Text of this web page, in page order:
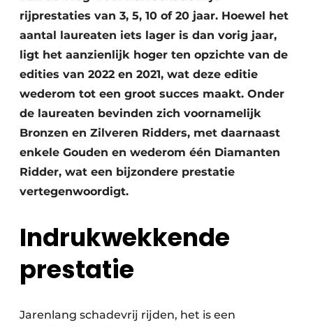
rijprestaties van 3, 5, 10 of 20 jaar. Hoewel het
aantal laureaten iets lager is dan vorig jaar,
ligt het aanzienlijk hoger ten opzichte van de
edities van 2022 en 2021, wat deze editie
wederom tot een groot succes maakt. Onder
de laureaten bevinden zich voornamelijk
Bronzen en Zilveren Ridders, met daarnaast
enkele Gouden en wederom één Diamanten
Ridder, wat een bijzondere prestatie
vertegenwoordigt.
Indrukwekkende
prestatie
Jarenlang schadevrij rijden, het is een